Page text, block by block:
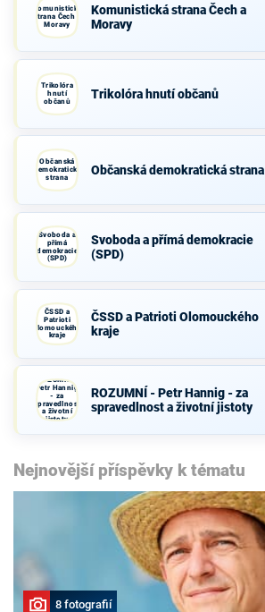
Komunistická
strana Čech a
Moravy
Komunistická strana Čech a
Moravy
Trikolóra
hnutí
občanů
Trikolóra hnutí občanů
Občanská
demokratická
strana
Občanská demokratická strana
Svoboda a
přímá
demokracie
(SPD)
Svoboda a přímá demokracie
(SPD)
ČSSD a
Patrioti
Olomouckého
kraje
ČSSD a Patrioti Olomouckého
kraje
ROZUMNÍ -
Petr Hannig
- za
spravedlnost
a životní
jistoty
ROZUMNÍ - Petr Hannig - za
spravedlnost a životní jistoty
Nejnovější příspěvky k tématu
8 fotografií